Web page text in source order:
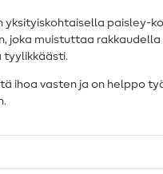
yksityiskohtaisella paisley-
joka muistuttaa
tyylikkäästi.
ihoa vasten ja on helppo